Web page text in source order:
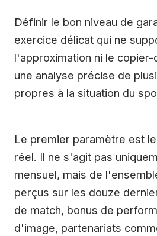
Définir le bon niveau de
exercice délicat qui ne
l'approximation ni le
une analyse précise de
propres à la situation du
Le premier paramètre est
réel. Il ne s'agit pas
mensuel, mais de
perçus sur les douze
de match, bonus de
d'image, partenariats